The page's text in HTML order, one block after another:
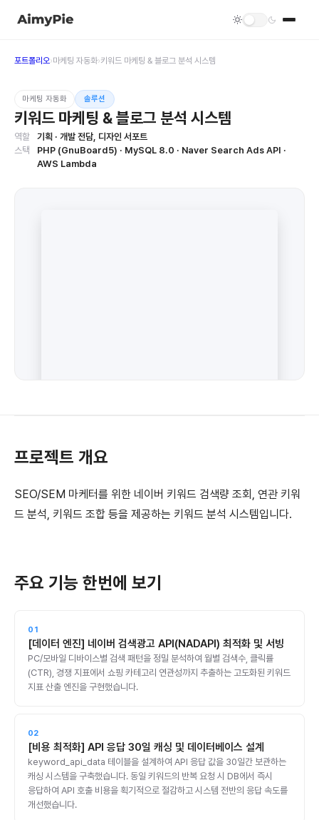
포트폴리오›마케팅 자동화›키워드 마케팅 & 블로그 분석 시스템
마케팅 자동화 솔루션
키워드 마케팅 & 블로그 분석 시스템
역할
기획 · 개발 전담, 디자인 서포트
스택
PHP (GnuBoard5) · MySQL 8.0 · Naver Search Ads API ·
AWS Lambda
프로젝트 개요
SEO/SEM 마케터를 위한 네이버 키워드 검색량 조회, 연관 키워
드 분석, 키워드 조합 등을 제공하는 키워드 분석 시스템입니다.
주요 기능 한번에 보기
01
[데이터 엔진] 네이버 검색광고 API(NADAPI) 최적화 및 서빙
PC/모바일 디바이스별 검색 패턴을 정밀 분석하여 월별 검색수, 클릭률
(CTR), 경쟁 지표에서 쇼핑 카테고리 연관성까지 추출하는 고도화된 키워드
지표 산출 엔진을 구현했습니다.
02
[비용 최적화] API 응답 30일 캐싱 및 데이터베이스 설계
keyword_api_data 테이블을 설계하여 API 응답 값을 30일간 보관하는
캐싱 시스템을 구축했습니다. 동일 키워드의 반복 요청 시 DB에서 즉시
응답하여 API 호출 비용을 획기적으로 절감하고 시스템 전반의 응답 속도를
개선했습니다.